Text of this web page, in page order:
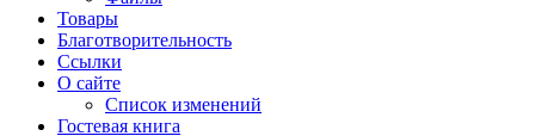
Товары
Благотворительность
Ссылки
О сайте
Список изменений
Гостевая книга